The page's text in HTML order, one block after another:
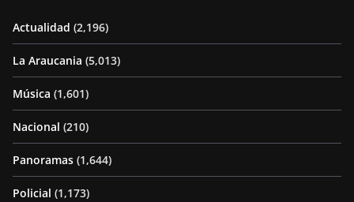
Actualidad (2,196)
La Araucania (5,013)
Música (1,601)
Nacional (210)
Panoramas (1,644)
Policial (1,173)